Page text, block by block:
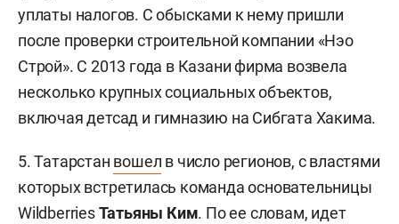
уплаты налогов. С обысками к нему пришли
после проверки строительной компании «Нэо
Строй». С 2013 года в Казани фирма возвела
несколько крупных социальных объектов,
включая детсад и гимназию на Сибгата Хакима.
5. Татарстан вошел в число регионов, с властями
которых встретилась команда основательницы
WildberriesТатьяны Ким. По ее словам, идет